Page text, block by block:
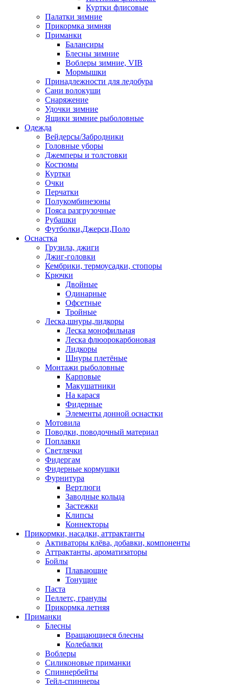
Куртки флисовые
Палатки зимние
Прикормка зимняя
Приманки
Балансиры
Блесны зимние
Воблеры зимние, VIB
Мормышки
Принадлежности для ледобура
Сани волокуши
Снаряжение
Удочки зимние
Ящики зимние рыболовные
Одежда
Вейдерсы/Забродники
Головные уборы
Джемперы и толстовки
Костюмы
Куртки
Очки
Перчатки
Полукомбинезоны
Пояса разгрузочные
Рубашки
Футболки,Джерси,Поло
Оснастка
Грузила, джиги
Джиг-головки
Кембрики, термоусадки, стопоры
Крючки
Двойные
Одинарные
Офсетные
Тройные
Леска,шнуры,лидкоры
Леска монофильная
Леска флюорокарбоновая
Лидкоры
Шнуры плетёные
Монтажи рыболовные
Карповые
Макушатники
На карася
Фидерные
Элементы донной оснастки
Мотовила
Поводки, поводочный материал
Поплавки
Светлячки
Фидергам
Фидерные кормушки
Фурнитура
Вертлюги
Заводные кольца
Застежки
Клипсы
Коннекторы
Прикормки, насадки, аттрактанты
Активаторы клёва, добавки, компоненты
Аттрактанты, ароматизаторы
Бойлы
Плавающие
Тонущие
Паста
Пеллетс, гранулы
Прикормка летняя
Приманки
Блесны
Вращающиеся блесны
Колебалки
Воблеры
Силиконовые приманки
Спиннербейты
Тейл-спиннеры